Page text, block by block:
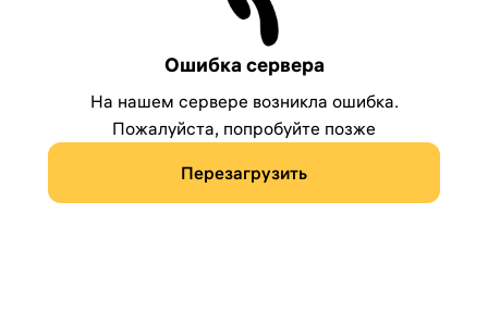
Ошибка сервера
На нашем сервере возникла ошибка.
Пожалуйста, попробуйте позже
Перезагрузить